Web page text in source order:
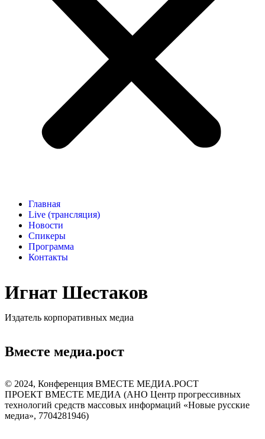
Главная
Live (трансляция)
Новости
Спикеры
Программа
Контакты
Игнат Шестаков
Издатель корпоративных медиа
Вместе медиа.рост
©️ 2024, Конференция ВМЕСТЕ МЕДИА.РОСТ
ПРОЕКТ ВМЕСТЕ МЕДИА (АНО Центр прогрессивных
технологий средств массовых информаций «Новые русские
медиа», 7704281946)